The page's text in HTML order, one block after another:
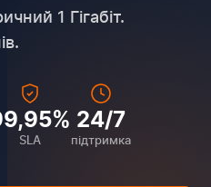
1 Гігабіт.
SLA
24/7
підтримка